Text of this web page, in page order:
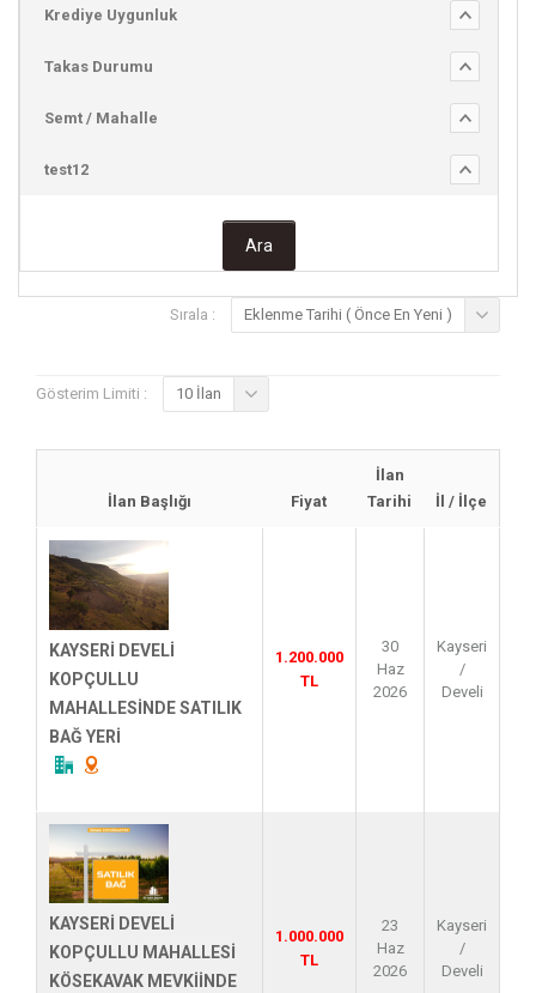
Krediye Uygunluk
Takas Durumu
Semt / Mahalle
test12
Sırala : Eklenme Tarihi ( Önce En Yeni )
Gösterim Limiti : 10 İlan
İlan Başlığı Fiyat
İlan
Tarihi
İl / İlçe
KAYSERİ DEVELİ
KOPÇULLU
MAHALLESİNDE SATILIK
BAĞ YERİ
1.200.000
TL
30
Haz
2026
Kayseri
/
Develi
KAYSERİ DEVELİ
KOPÇULLU MAHALLESİ
KÖSEKAVAK MEVKİİNDE
1.000.000
TL
23
Haz
2026
Kayseri
/
Develi